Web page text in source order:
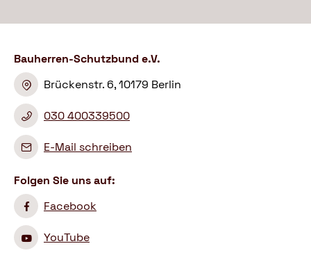
Bauherren-Schutzbund e.V.
Brückenstr. 6, 10179 Berlin
030 400339500
E-Mail schreiben
Folgen Sie uns auf:
Facebook
YouTube